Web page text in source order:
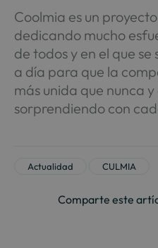
Coolmia es un
dedicando mucho
de todos y en el que
a día para que la
más unida que nunca
sorprendiendo con
Actualidad CULMIA
Comparte este